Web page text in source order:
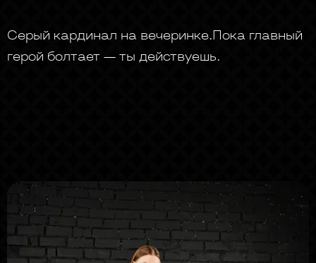
Серый кардинал на вечеринке.Пока главный
герой болтает — ты действуешь.